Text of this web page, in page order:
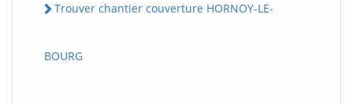
Trouver chantier couverture HORNOY-LE-
BOURG